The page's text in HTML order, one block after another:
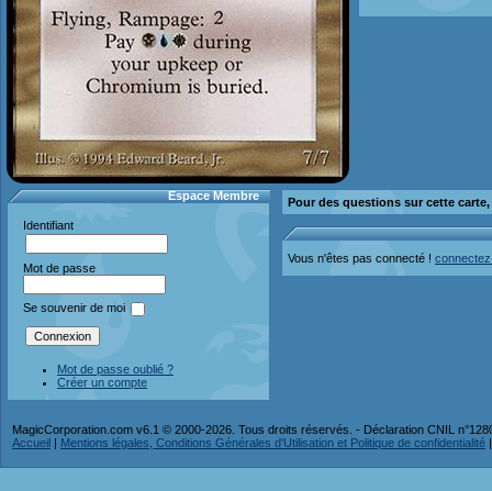
Espace Membre
Identifiant
Mot de passe
Se souvenir de moi
Mot de passe oublié ?
Créer un compte
Pour des questions sur cette
Vous n'êtes pas connecté !
MagicCorporation.com v6.1 © 2000-2026. Tous droits réservés. - Déclaration CNIL
Accueil | Mentions légales, Conditions Générales d'Utilisation et Politique de confidentialité